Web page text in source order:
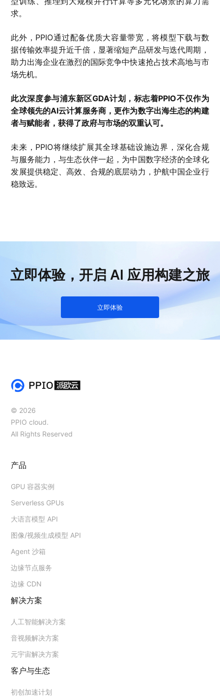
求。
此外，PPIO通过配备优质大容量带宽，将模型下载与数
据传输效率提升近千倍，显著缩短产品研发与迭代周期，
助力出海企业在激烈的国际竞争中快速抢占技术高地与市
场先机。
此次深度参与浦东新区GDA计划，标志着PPIO不仅作为
全球领先的AI云计算服务商，更作为数字出海生态的构建
者与赋能者，获得了政府与市场的双重认可。
未来，PPIO将继续扩展其全球基础设施边界，深化合规
与服务能力，与生态伙伴一起，为中国数字经济的全球化
发展提供稳定、高效、合规的底层动力，护航中国企业行
稳致远。
立即体验，开启 AI 应用构建之旅
立即体验
© 2026
PPIO cloud.
All Rights Reserved
产品
GPU 容器实例
Serverless GPUs
大语言模型 API
图像/视频生成模型 API
Agent 沙箱
边缘节点服务
边缘 CDN
解决方案
人工智能解决方案
音视频解决方案
元宇宙解决方案
客户与生态
初创加速计划